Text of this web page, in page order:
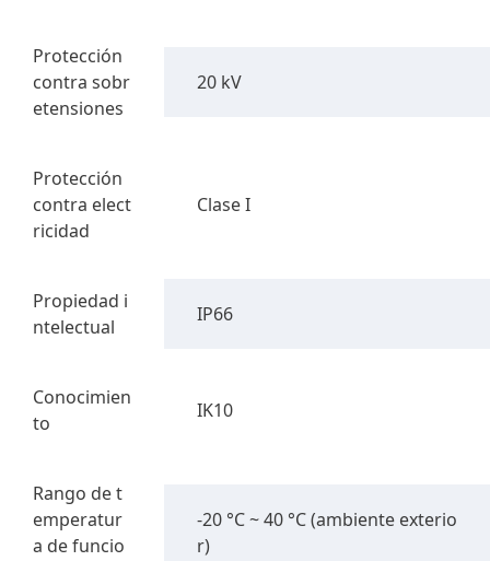
Protección
contra sobr
etensiones
20 kV
Protección
contra elect
ricidad
Clase I
Propiedad i
ntelectual
IP66
Conocimien
to
IK10
Rango de t
emperatur
a de funcio
-20 °C ~ 40 °C (ambiente exterio
r)